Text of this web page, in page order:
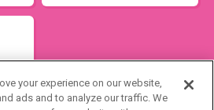
ソフィの生理管理アプリ
ソフィBe
閉じる
your experience on our website,
ads and to analyze our traffic. We